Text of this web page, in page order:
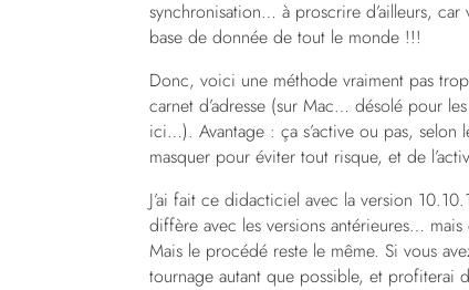
synchronisation… à proscrire d’ailleurs, car
base de donnée de tout le monde !!!
Donc, voici une méthode vraiment pas
carnet d’adresse (sur Mac… désolé pour
ici…). Avantage : ça s’active ou pas, selon
masquer pour éviter tout risque, et de
J’ai fait ce didacticiel avec la version
diffère avec les versions antérieures…
Mais le procédé reste le même. Si vous
tournage autant que possible, et profiterai